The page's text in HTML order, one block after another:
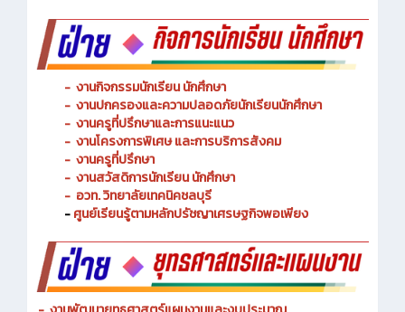
- งานกิจกรรมนักเรียน นักศึกษา
- งานปกครองและความปลอดภัยนักเรียนนักศึกษา
- งานครูที่ปรึกษาและการแนะแนว
- งานโครงการพิเศษ และการบริการ
- งานครูที่ปรึกษา
- งานสวัสดิการนักเรียน นักศึกษา
-อวท. วิทยาลัยเทคนิคชลบุรี
-ศูนย์เรียนรู้ตามหลักปรัชญาเศรษฐกิจพอเพียง